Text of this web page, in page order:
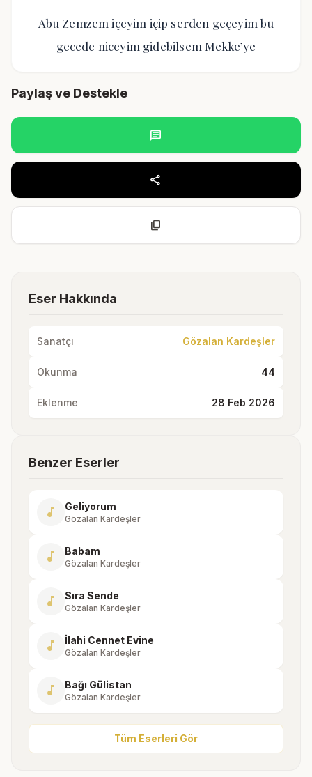
Abu Zemzem içeyim içip serden geçeyim bu
gecede niceyim gidebilsem Mekke’ye
Paylaş ve Destekle
chat
share
content_copy
Eser Hakkında
Sanatçı Gözalan Kardeşler
Okunma 44
Eklenme 28 Feb 2026
Benzer Eserler
music_note Geliyorum
Gözalan Kardeşler
music_note Babam
Gözalan Kardeşler
music_note Sıra Sende
Gözalan Kardeşler
music_note İlahi Cennet Evine
Gözalan Kardeşler
music_note Bağı Gülistan
Gözalan Kardeşler
Tüm Eserleri Gör